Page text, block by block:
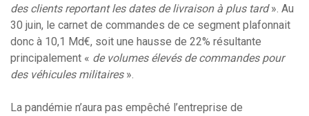
des clients reportant les dates de livraison à plus tard». Au
30 juin, le carnet de commandes de ce segment plafonnait
donc à 10,1 Md€, soit une hausse de 22% résultante
principalement « de volumes élevés de commandes pour
des véhicules militaires».
La pandémie n’aura pas empêché l’entreprise de